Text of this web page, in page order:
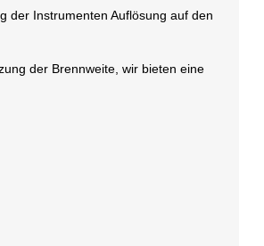
der Instrumenten Auflösung auf den
der Brennweite, wir bieten eine